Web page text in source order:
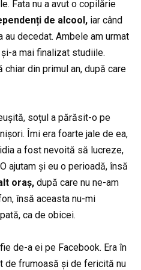
Fata nu a avut o copilărie
de alcool, iar când
decedat. Ambele am urmat
a mai finalizat studiile.
din primul an, după care
soțul a părăsit-o pe
Îmi era foarte jale de ea,
a fost nevoită să lucreze,
ajutam și eu o perioadă, însă
oraș, după care nu ne-am
însă aceasta nu-mi
ca de obicei.
de-a ei pe Facebook. Era în
de frumoasă și de fericită nu